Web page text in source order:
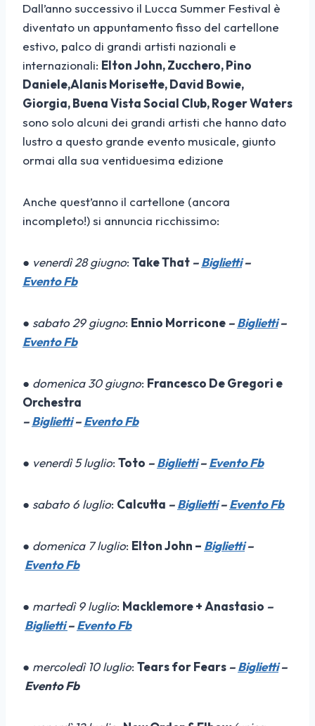
Dall’anno successivo il Lucca Summer Festival è
diventato un appuntamento fisso del cartellone
estivo, palco di grandi artisti nazionali e
internazionali: Elton John, Zucchero, Pino
Daniele,Alanis Morisette, David Bowie,
Giorgia, Buena Vista Social Club, Roger Waters
sono solo alcuni dei grandi artisti che hanno dato
lustro a questo grande evento musicale, giunto
ormai alla sua ventiduesima edizione
Anche quest’anno il cartellone (ancora
incompleto!) si annuncia ricchissimo:
● venerdì 28 giugno: Take That–Biglietti–
Evento Fb
● sabato 29 giugno: Ennio Morricone–Biglietti–
Evento Fb
● domenica 30 giugno: Francesco De Gregori e
Orchestra
–Biglietti–Evento Fb
● venerdì 5 luglio: Toto –Biglietti–Evento Fb
● sabato 6 luglio: Calcutta –Biglietti–Evento Fb
● domenica 7 luglio: Elton John – Biglietti–
Evento Fb
● martedì 9 luglio: Macklemore + Anastasio –
Biglietti–Evento Fb
● mercoledì 10 luglio: Tears for Fears–Biglietti–
Evento Fb